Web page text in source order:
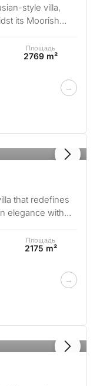
style villa,
its Moorish
Площадь
2769 m²
that redefines
elegance with
Площадь
2175 m²